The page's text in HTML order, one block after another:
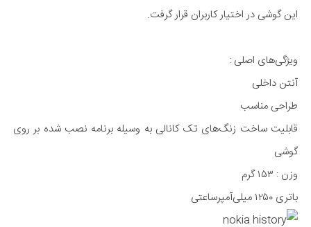
این گوشی در اختیار کاربران قرار گرفت.
ویژگی‌های اصلی :
آنتن داخلی
طراحی مناسب
قابلیت ساخت زنگ‌های تک کانالی به وسیله برنامه نصب شده بر روی
گوشی
وزن : ۱۵۳ گرم
باتری ۱۲۵۰ میلی‌آمپر‌ساعتی